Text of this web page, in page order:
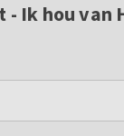
- Ik hou van